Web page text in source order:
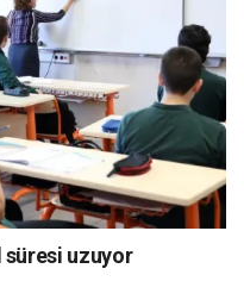
süresi uzuyor